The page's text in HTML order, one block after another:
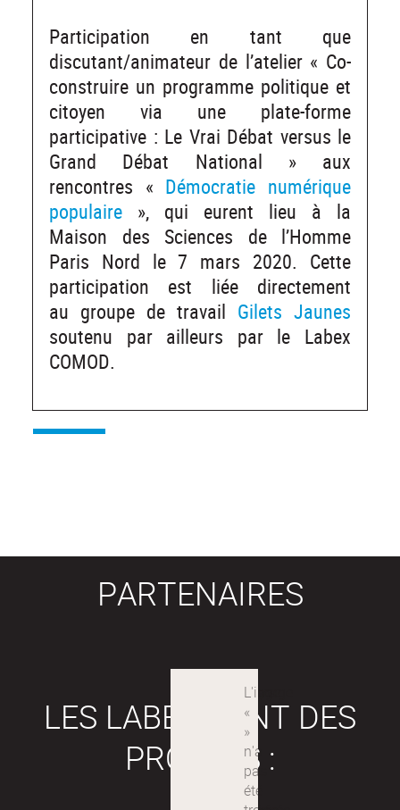
Participation en tant que
discutant/animateur de l’atelier « Co-
construire un programme politique et
citoyen via une plate-forme
participative : Le Vrai Débat versus le
Grand Débat National » aux
rencontres « Démocratie numérique
populaire », qui eurent lieu à la
Maison des Sciences de l’Homme
Paris Nord le 7 mars 2020. Cette
participation est liée directement
au groupe de travail Gilets Jaunes
soutenu par ailleurs par le Labex
COMOD.
PARTENAIRES
LES LABEX SONT DES
PROJETS :